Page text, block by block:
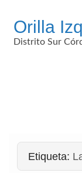
contenido
Orilla
Distrito Sur
Etiqueta: